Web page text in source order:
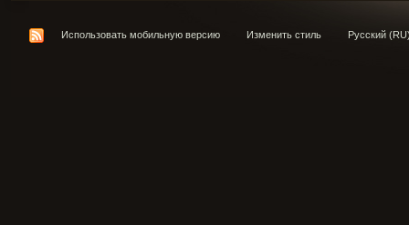
Использовать мобильную версию Изменить стиль Русский